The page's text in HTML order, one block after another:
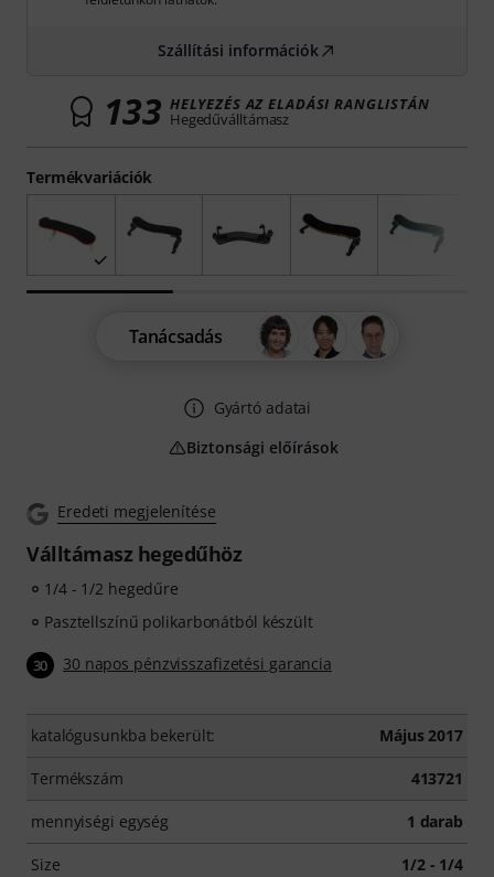
Eredeti megjelenítése
Válltámasz hegedűhöz
1/4 - 1/2 hegedűre
Pasztellszínű polikarbonátból készült
30 30 napos pénzvisszafizetési garancia
katalógusunkba bekerült: Május 2017
Termékszám 413721
mennyiségi egység 1 darab
Size 1/2 - 1/4
Termékvariációk
Szállítási információk
133 HELYEZÉS AZ ELADÁSI RANGLISTÁN
Hegedűválltámasz
Tanácsadás
Gyártó adatai
Biztonsági előírások